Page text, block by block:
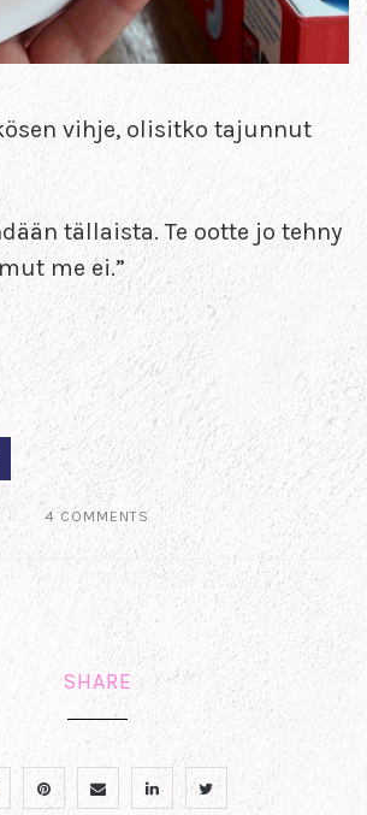
vihje, olisitko tajunnut
tällaista. Te ootte jo tehny
me ei.”
4 COMMENTS
SHARE